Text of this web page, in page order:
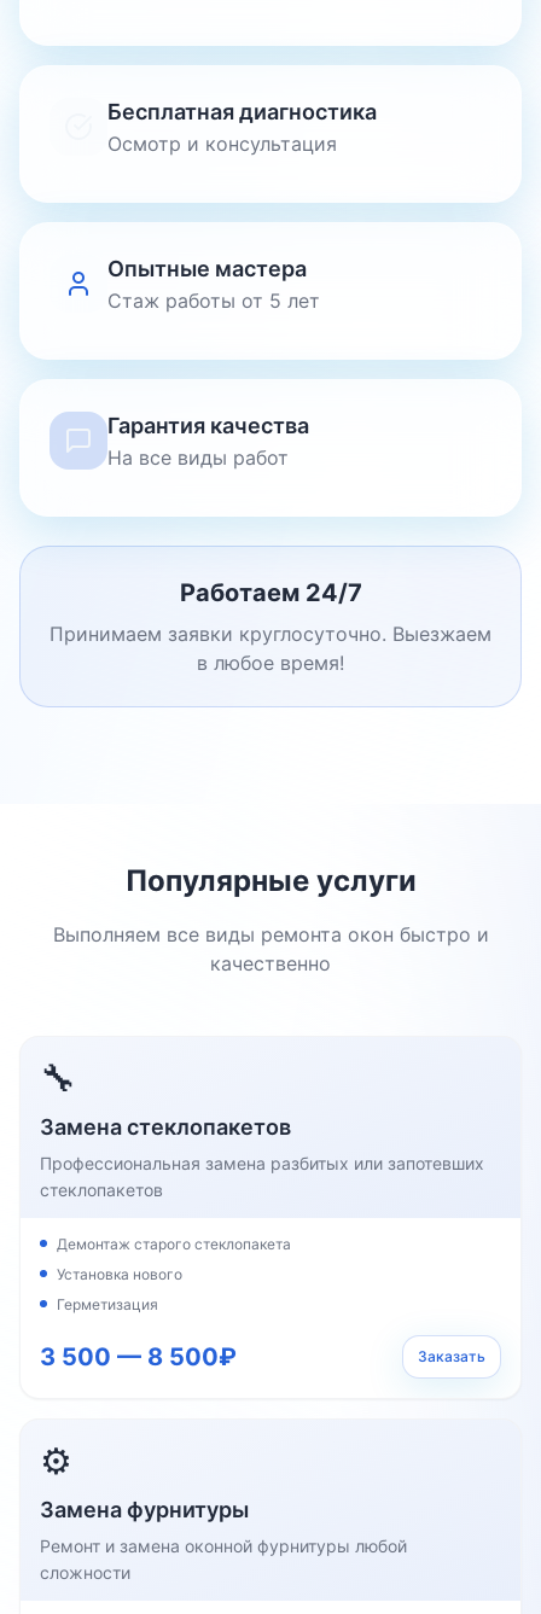
Бесплатная диагностика
Осмотр и консультация
Опытные мастера
Стаж работы от 5 лет
Гарантия качества
На все виды работ
Работаем 24/7
Принимаем заявки круглосуточно. Выезжаем
в любое время!
Популярные услуги
Выполняем все виды ремонта окон быстро и
качественно
🔧
Замена стеклопакетов
Профессиональная замена разбитых или запотевших
стеклопакетов
Демонтаж старого стеклопакета
Установка нового
Герметизация
3 500 — 8 500₽ Заказать
⚙️
Замена фурнитуры
Ремонт и замена оконной фурнитуры любой
сложности